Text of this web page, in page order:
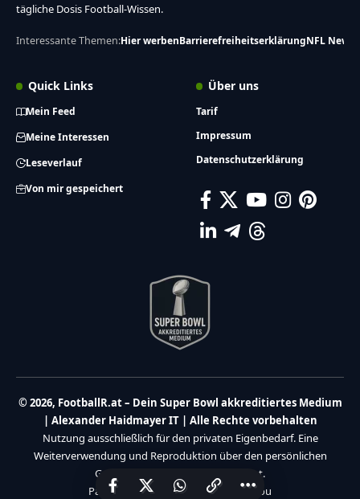
tägliche Dosis Football-Wissen.
Interessante Themen:Hier werbenBarrierefreiheitserklärungNFL News
Quick Links
Mein Feed
Meine Interessen
Leseverlauf
Von mir gespeichert
Über uns
Tarif
Impressum
Datenschutzerklärung
© 2026, FootballR.at – Dein Super Bowl akkreditiertes Medium
| Alexander Haidmayer IT | Alle Rechte vorbehalten
Nutzung ausschließlich für den privaten Eigenbedarf. Eine
Weiterverwendung und Reproduktion über den persönlichen
Gebrauch hinaus ist nicht gestattet.
Partner:
Haidmayer IT We Care 4 You